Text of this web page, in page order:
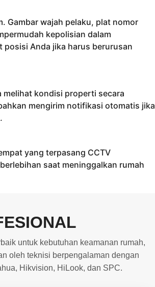
Gambar wajah pelaku, plat nomor
kepolisian dalam
Anda jika harus berurusan
melihat kondisi properti secara
mengirim notifikasi otomatis jika
yang terpasang CCTV
saat meninggalkan rumah
untuk kebutuhan keamanan rumah,
oleh teknisi berpengalaman dengan
Hikvision, HiLook, dan SPC.